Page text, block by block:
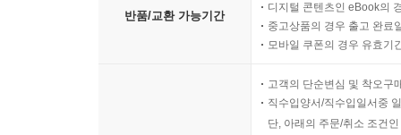
반품/교환 가능기간
디지털 콘텐츠인 eBook의
중고상품의 경우 출고 완료
모바일 쿠폰의 경우 유효기
고객의 단순변심 및 착오구
직수입양서/직수입일서중
단, 아래의 주문/취소 조건